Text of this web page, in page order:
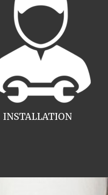
INSTALLATION